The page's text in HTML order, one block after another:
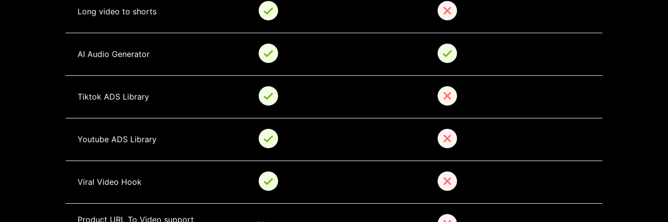
Long video to shorts
AI Audio Generator
Tiktok ADS Library
Youtube ADS Library
Viral Video Hook
Product URL To Video support